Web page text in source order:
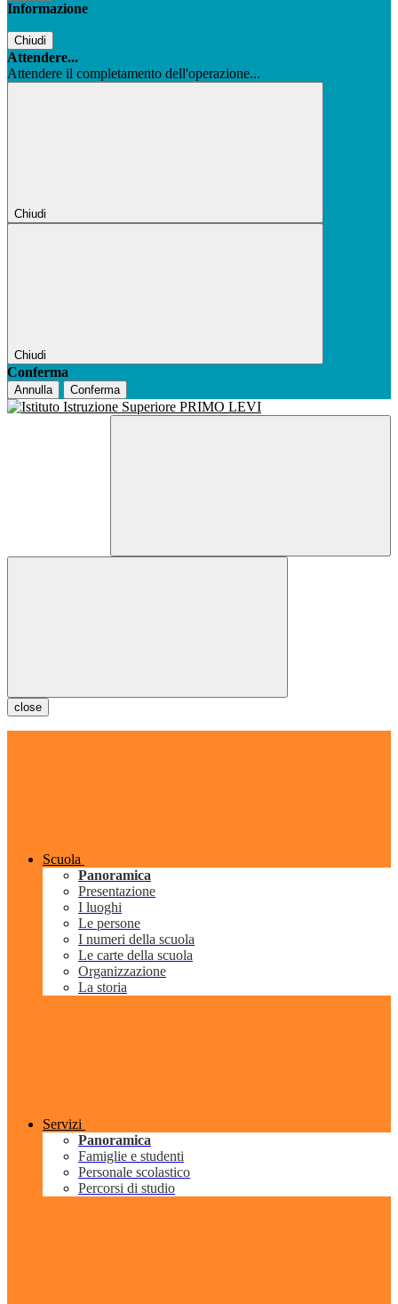
Informazione
Chiudi
Attendere...
Attendere il completamento dell'operazione...
Chiudi
Chiudi
Conferma
Annulla Conferma
close
Scuola
Panoramica
Presentazione
I luoghi
Le persone
I numeri della scuola
Le carte della scuola
Organizzazione
La storia
Servizi
Panoramica
Famiglie e studenti
Personale scolastico
Percorsi di studio